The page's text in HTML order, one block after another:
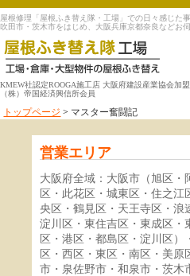
屋根修理「屋根ふき替え隊・工場」での日々感じた
吹田市・茨木市をはじめ、大阪兵庫京都奈良などお伺
KMEW社認定ROOGA施工店 大阪府建設産業協会加
（株）帝国経済興信所会員
トップページ > マスター奮闘記
営業エリア
大阪府全域：大阪市（旭区・
区・此花区・城東区・住之江
央区・鶴見区・天王寺区・浪
淀川区・東住吉区・東成区・
区・港区・都島区・淀川区）
区・西区・東区・南区・美原
市・泉佐野市・和泉市・茨木